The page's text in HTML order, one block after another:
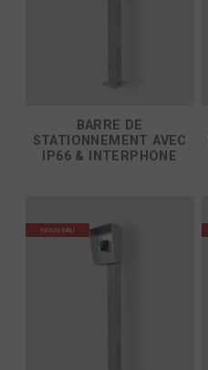
BARRE DE
STATIONNEMENT AVEC
IP66 & INTERPHONE
NOUVEAU